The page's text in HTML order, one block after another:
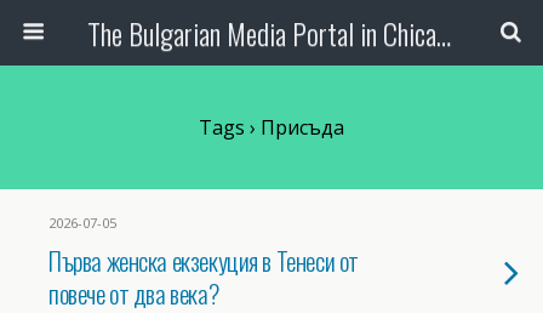
The Bulgarian Media Portal in Chicago
Tags › Присъда
2026-07-05
Първа женска екзекуция в Тенеси от
повече от два века?